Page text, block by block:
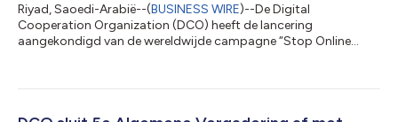
Riyad, Saoedi-Arabië--(BUSINESS WIRE)--De Digital
Cooperation Organization (DCO) heeft de lancering
aangekondigd van de wereldwijde campagne “Stop Online
Daarbij roept de organisatie op tot gecoördineerde actie van